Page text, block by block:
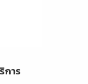
การ